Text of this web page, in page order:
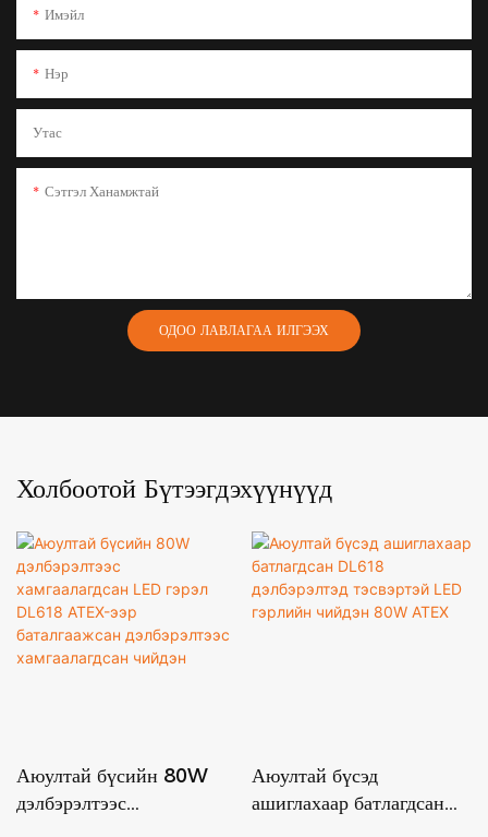
Имэйл
Нэр
Утас
Сэтгэл Ханамжтай
ОДОО ЛАВЛАГАА ИЛГЭЭХ
Холбоотой Бүтээгдэхүүнүүд
Аюултай бүсийн 80W
дэлбэрэлтээс
Аюултай бүсэд
ашиглахаар батлагдсан